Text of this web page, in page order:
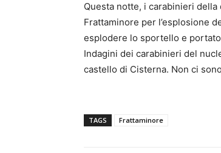
Questa notte, i carabinieri
Frattaminore per l’esplosione
esplodere lo sportello e
Indagini dei carabinieri del
castello di Cisterna. Non ci
TAGS Frattaminore